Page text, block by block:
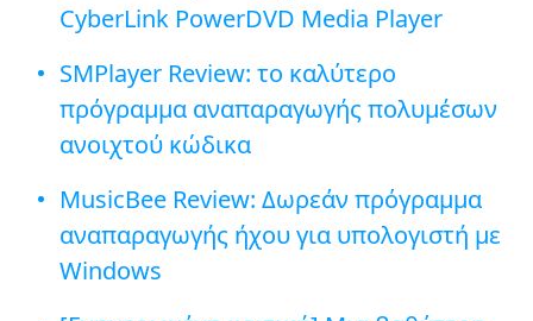
CyberLink PowerDVD Media Player
SMPlayer Review: το καλύτερο
πρόγραμμα αναπαραγωγής πολυμέσων
ανοιχτού κώδικα
MusicBee Review: Δωρεάν πρόγραμμα
αναπαραγωγής ήχου για υπολογιστή με
Windows